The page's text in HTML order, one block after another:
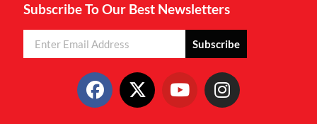
Subscribe To Our Best Newsletters
Subscribe